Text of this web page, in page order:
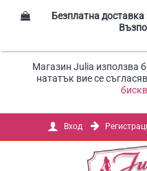
Безплатна
Магазин Julia използва
нататък вие се
Вход